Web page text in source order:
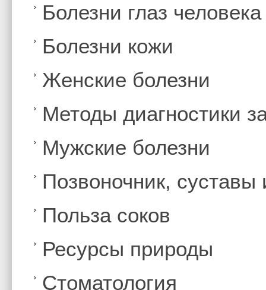
Болезни глаз человека
Болезни кожи
Женские болезни
Методы диагностики
Мужские болезни
Позвоночник,
Польза соков
Ресурсы природы
Стоматология